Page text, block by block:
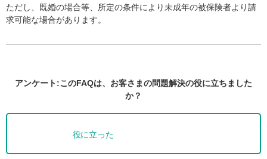
ただし、既婚の場合等、所定の条件により未成年の被保険者より請
求可能な場合があります。
アンケート:このFAQは、お客さまの問題解決の役に立ちました
か？
役に立った